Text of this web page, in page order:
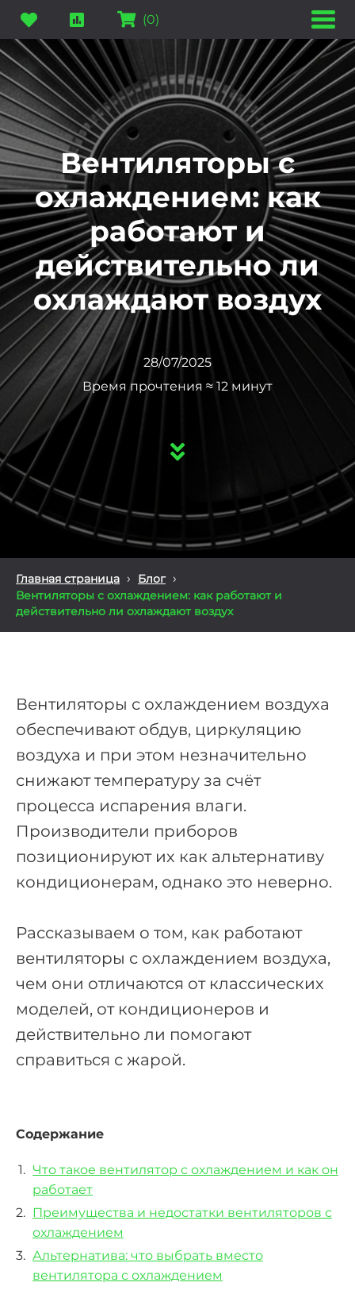
(0)
Вентиляторы с
охлаждением: как
работают и
действительно ли
охлаждают воздух
28/07/2025
Время прочтения ≈ 12 минут
Главная страница › Блог ›
Вентиляторы с охлаждением: как работают и
действительно ли охлаждают воздух
Вентиляторы с охлаждением воздуха
обеспечивают обдув, циркуляцию
воздуха и при этом незначительно
снижают температуру за счёт
процесса испарения влаги.
Производители приборов
позиционируют их как альтернативу
кондиционерам, однако это неверно.
Рассказываем о том, как работают
вентиляторы с охлаждением воздуха,
чем они отличаются от классических
моделей, от кондиционеров и
действительно ли помогают
справиться с жарой.
Содержание
Что такое вентилятор с охлаждением и как он
работает
Преимущества и недостатки вентиляторов с
охлаждением
Альтернатива: что выбрать вместо
вентилятора с охлаждением